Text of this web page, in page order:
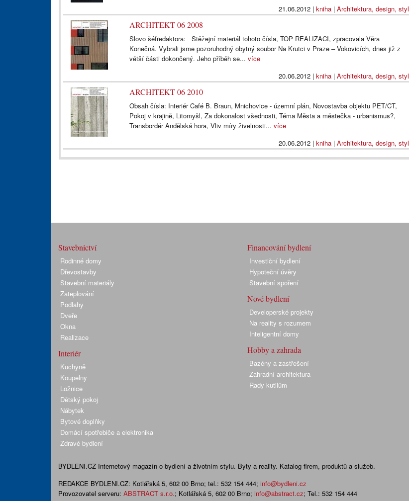
21.06.2012| kniha| Architektura, design, styl
ARCHITEKT 06 2008
Slovo šéfredaktora: Stěžejní materiál tohoto čísla, TOP REALIZACI, zpracovala Věra
Konečná. Vybrali jsme pozoruhodný obytný soubor Na Krutci v Praze – Vokovicích, dnes již z
větší části dokončený. Jeho příběh se...více
20.06.2012| kniha| Architektura, design, styl
ARCHITEKT 06 2010
Obsah čísla: Interiér Café B. Braun, Mnichovice - územní plán, Novostavba objektu PET/CT,
Pokoj v krajině, Litomyšl, Za dokonalost všednosti, Téma Města a městečka - urbanismus?,
Transbordér Andělská hora, Vliv míry živelnosti...více
20.06.2012| kniha| Architektura, design, styl
Stavebnictví
Rodinné domy
Dřevostavby
Stavební materiály
Zateplování
Podlahy
Dveře
Okna
Realizace
Interiér
Kuchyně
Koupelny
Ložnice
Dětský pokoj
Nábytek
Bytové doplňky
Domácí spotřebiče a elektronika
Zdravé bydlení
Financování bydlení
Investiční bydlení
Hypoteční úvěry
Stavební spoření
Nové bydlení
Developerské projekty
Na reality s rozumem
Inteligentní domy
Hobby a zahrada
Bazény a zastřešení
Zahradní architektura
Rady kutilům
BYDLENI.CZ Internetový magazín o bydlení a životním stylu. Byty a reality. Katalog firem, produktů a služeb.
REDAKCE BYDLENI.CZ: Kotlářská 5, 602 00 Brno; tel.: 532 154 444; info@bydleni.cz
Provozovatel serveru: ABSTRACT s.r.o.; Kotlářská 5, 602 00 Brno; info@abstract.cz; Tel.: 532 154 444